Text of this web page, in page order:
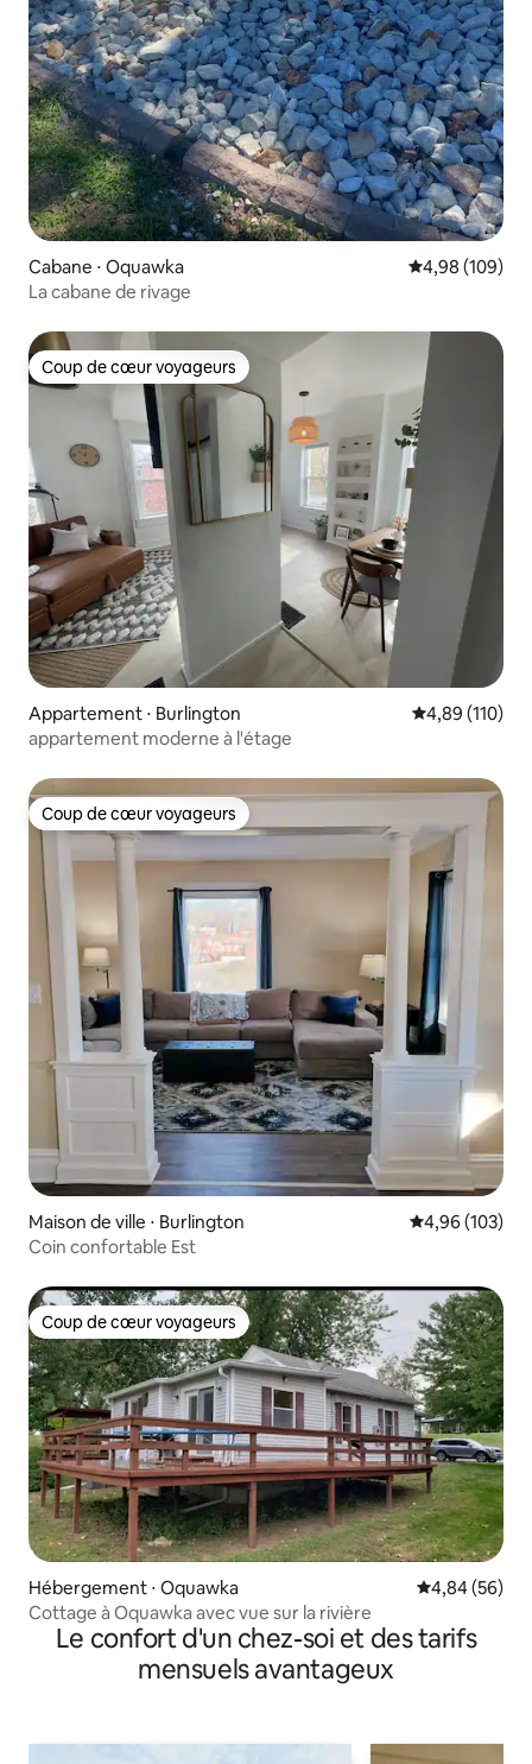
Cabane ⋅ Oquawka Évaluation
4,98 (109)
La cabane de rivage
Coup de cœur voyageurs
Coup de cœur voyageurs
Appartement ⋅ Burlington Évaluation
4,89 (110)
appartement moderne à l'étage
Coup de cœur voyageurs
Coup de cœur voyageurs
Maison de ville ⋅ Burlington Évaluation
4,96 (103)
Coin confortable Est
Coup de cœur voyageurs
Coup de cœur voyageurs
Hébergement ⋅ Oquawka Évaluation
4,84 (56)
Cottage à Oquawka avec vue sur la rivière
Le confort d'un chez-soi et des tarifs
mensuels avantageux